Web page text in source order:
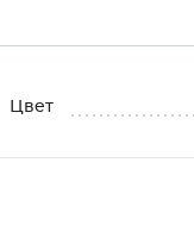
Цвет